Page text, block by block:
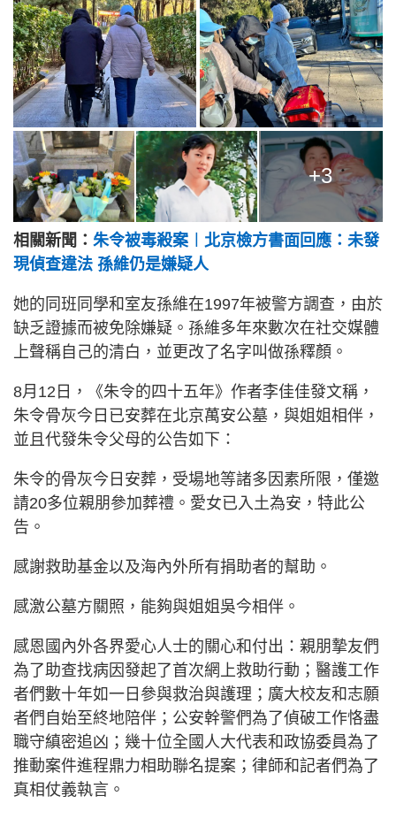
+3
相關新聞： 朱令被毒殺案︱北京檢方書面回應：未發
現偵查違法 孫維仍是嫌疑人
她的同班同學和室友孫維在1997年被警方調查，由於
缺乏證據而被免除嫌疑。孫維多年來數次在社交媒體
上聲稱自己的清白，並更改了名字叫做孫釋顏。
8月12日，《朱令的四十五年》作者李佳佳發文稱，
朱令骨灰今日已安葬在北京萬安公墓，與姐姐相伴，
並且代發朱令父母的公告如下：
朱令的骨灰今日安葬，受場地等諸多因素所限，僅邀
請20多位親朋參加葬禮。愛女已入土為安，特此公
告。
感謝救助基金以及海內外所有捐助者的幫助。
感激公墓方關照，能夠與姐姐吳今相伴。
感恩國內外各界愛心人士的關心和付出：親朋摯友們
為了助查找病因發起了首次網上救助行動；醫護工作
者們數十年如一日參與救治與護理；廣大校友和志願
者們自始至終地陪伴；公安幹警們為了偵破工作恪盡
職守縝密追凶；幾十位全國人大代表和政協委員為了
推動案件進程鼎力相助聯名提案；律師和記者們為了
真相仗義執言。